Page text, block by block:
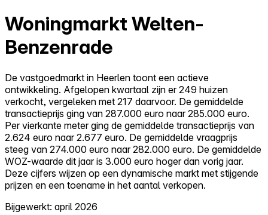
Woningmarkt Welten-
Benzenrade
De vastgoedmarkt in Heerlen toont een actieve
ontwikkeling. Afgelopen kwartaal zijn er 249 huizen
verkocht, vergeleken met 217 daarvoor. De gemiddelde
transactieprijs ging van 287.000 euro naar 285.000 euro.
Per vierkante meter ging de gemiddelde transactieprijs van
2.624 euro naar 2.677 euro. De gemiddelde vraagprijs
steeg van 274.000 euro naar 282.000 euro. De gemiddelde
WOZ-waarde dit jaar is 3.000 euro hoger dan vorig jaar.
Deze cijfers wijzen op een dynamische markt met stijgende
prijzen en een toename in het aantal verkopen.
Bijgewerkt: april 2026